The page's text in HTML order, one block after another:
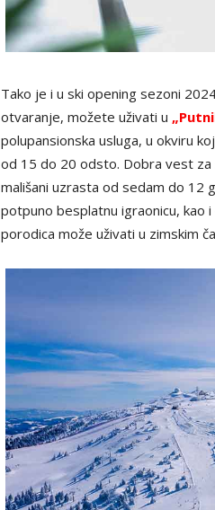
Tako je i u ski opening sezoni
otvaranje, možete uživati u
polupansionska usluga, u okviru
od 15 do 20 odsto. Dobra vest
mališani uzrasta od sedam do 12
potpuno besplatnu igraonicu, kao
porodica može uživati u zimskim